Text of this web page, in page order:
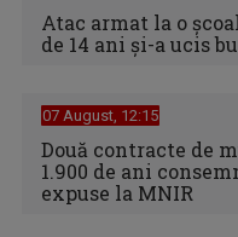
Atac armat la o
de 14 ani și-a ucis
07 August, 12:15
Două contracte de
1.900 de ani
expuse la MNIR